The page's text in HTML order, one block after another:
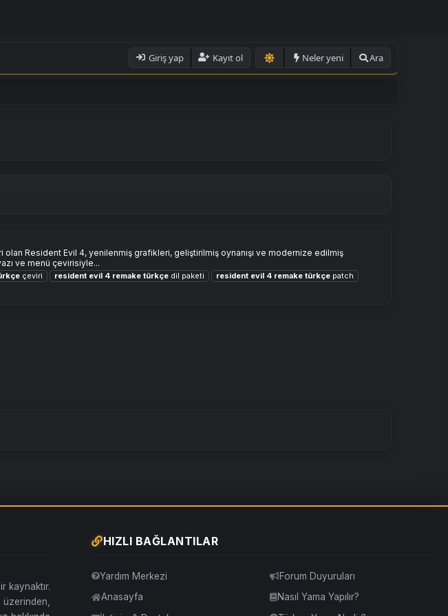
Giriş yap Kayıt ol Neler yeni Ara
Resident Evil 4, yenilenmiş grafikleri, geliştirilmiş oynanışı ve modernize edilmiş
ve menü çevirisiyle...
çeviri resident evil 4 remake türkçe dil paketi resident evil 4 remake türkçe patch
kaynaktır.
üzerinden,
HIZLI BAĞLANTILAR
Yardım Merkezi
Anasayfa
Forum Duyuruları
Nasıl Yama Yapılır?